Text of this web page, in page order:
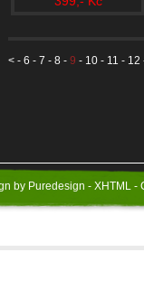
< - 6 - 7 - 8 - 9 - 10 - 11 - 12
by Puredesign - XHTML -